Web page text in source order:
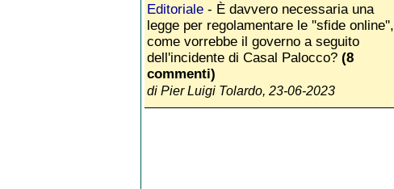
Editoriale- È davvero necessaria una
legge per regolamentare le ''sfide online'',
come vorrebbe il governo a seguito
dell'incidente di Casal Palocco? (8
commenti)
di Pier Luigi Tolardo, 23-06-2023